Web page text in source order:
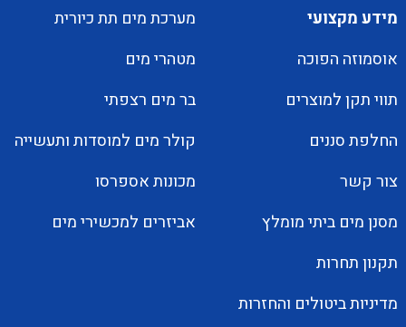
מידע מקצועי
אוסמוזה הפוכה
תווי תקן למוצרים
החלפת סננים
צור קשר
מסנן מים ביתי מומלץ
תקנון תחרות
מדיניות ביטולים והחזרות
מערכת מים תת כיורית
מטהרי מים
בר מים רצפתי
קולר מים למוסדות ותעשייה
מכונות אספרסו
אביזרים למכשירי מים